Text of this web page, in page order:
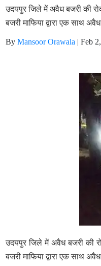
उदयपुर जिले में अवैध बजरी की
बजरी माफिया द्वारा एक साथ
By Mansoor Orawala | Feb
उदयपुर जिले में अवैध बजरी की
बजरी माफिया द्वारा एक साथ